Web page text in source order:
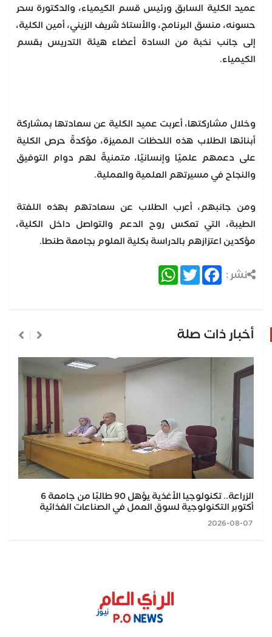
عميد الكلية السابق ورئيس قسم الكيمياء، والدكتورة سحر
حسونه، منسق البرنامج، والأستاذ شريف الزيني، أمين الكلية،
إلى جانب نخبة من السادة أعضاء هيئة التدريس بقسم
الكيمياء.
وخلال مشاركتها، أعربت عميد الكلية عن سعادتها بمشاركة
أبنائها الطلاب هذه اللحظات المميزة، مؤكدةً حرص الكلية
على دعمهم علميًا وإنسانيًا، متمنيةً لهم دوام التوفيق
والنجاح في مسيرتهم العلمية والعملية.
ومن جانبهم، أعرب الطلاب عن سعادتهم بهذه اللفتة
الطيبة، التي تعكس روح الدعم والتواصل داخل الكلية،
مؤكدين اعتزازهم بالدراسة بكلية العلوم بجامعة طنطا.
نشر : Facebook
Twitter
WhatsApp
أخبار ذات صلة
الزراعة.. تكنولوجيا الأغذية يؤهل 90 طالبًا من جامعة 6
أكتوبر التكنولوجية لسوق العمل في الصناعات الغذائية